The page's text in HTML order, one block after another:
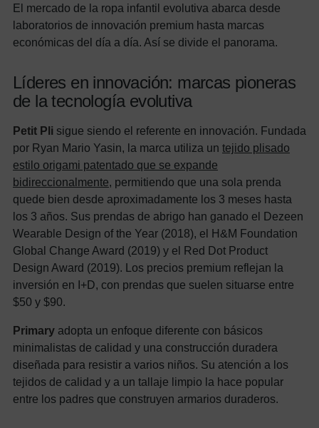
El mercado de la ropa infantil evolutiva abarca desde
laboratorios de innovación premium hasta marcas
económicas del día a día. Así se divide el panorama.
Líderes en innovación: marcas pioneras
de la tecnología evolutiva
Petit Pli sigue siendo el referente en innovación. Fundada
por Ryan Mario Yasin, la marca utiliza un tejido plisado
estilo origami patentado que se expande
bidireccionalmente, permitiendo que una sola prenda
quede bien desde aproximadamente los 3 meses hasta
los 3 años. Sus prendas de abrigo han ganado el Dezeen
Wearable Design of the Year (2018), el H&M Foundation
Global Change Award (2019) y el Red Dot Product
Design Award (2019). Los precios premium reflejan la
inversión en I+D, con prendas que suelen situarse entre
$50 y $90.
Primary adopta un enfoque diferente con básicos
minimalistas de calidad y una construcción duradera
diseñada para resistir a varios niños. Su atención a los
tejidos de calidad y a un tallaje limpio la hace popular
entre los padres que construyen armarios duraderos.